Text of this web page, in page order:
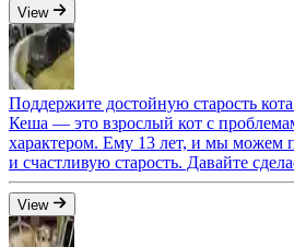
View
Поддержите достойную старость
Кеша — это взрослый кот с
характером. Ему 13 лет, и мы можем
и счастливую старость. Давайте
View